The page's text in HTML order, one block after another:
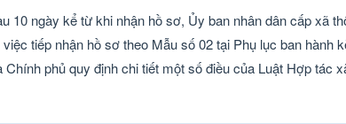
10 ngày kể từ khi nhận hồ sơ, Ủy ban nhân dân cấp xã
tiếp nhận hồ sơ theo Mẫu số 02 tại Phụ lục ban hành
Chính phủ quy định chi tiết một số điều của Luật Hợp tác